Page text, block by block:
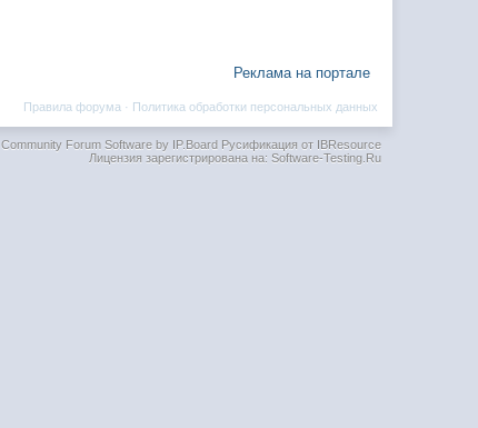
Реклама на портале
Политика обработки персональных данных
Правила форума ·
Community Forum Software by IP.BoardРусификация от IBResource
Лицензия зарегистрирована на: Software-Testing.Ru